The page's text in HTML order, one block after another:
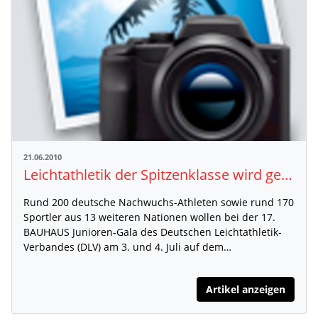
21.06.2010
Leichtathletik der Spitzenklasse wird geboten
Rund 200 deutsche Nachwuchs-Athleten sowie rund 170
Sportler aus 13 weiteren Nationen wollen bei der 17.
BAUHAUS Junioren-Gala des Deutschen Leichtathletik-
Verbandes (DLV) am 3. und 4. Juli auf dem…
Artikel anzeigen